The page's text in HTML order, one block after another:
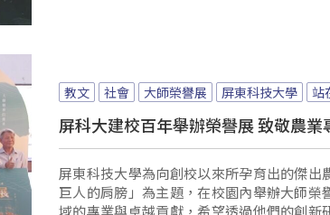
教文 社會 大師榮譽展 屏東科技大學 站
屏科大建校百年舉辦榮譽展 致敬農業
屏東科技大學為向創校以來所孕育出的傑出
巨人的肩膀」為主題，在校園內舉辦大師榮
域的專業與卓越貢獻，希望透過他們的創新